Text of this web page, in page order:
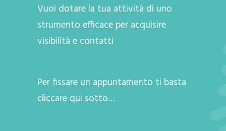
Vuoi dotare la tua attività di uno
strumento efficace per acquisire
visibilità e contatti
Per fissare un appuntamento ti basta
cliccare qui sotto…